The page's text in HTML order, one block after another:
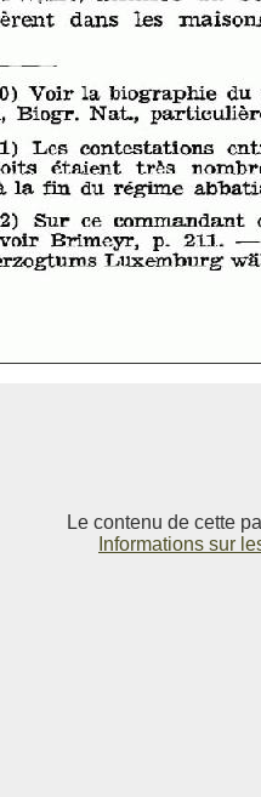
Le contenu de cette
Informations sur